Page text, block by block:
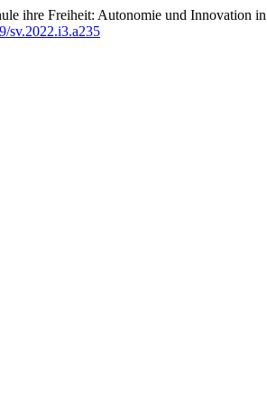
ihre Freiheit: Autonomie und Innovation
sv.2022.i3.a235